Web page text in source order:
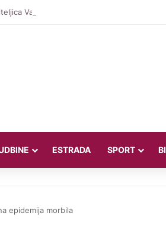
Valentina Miletić koju porede s
ESTRADA SPORT
epidemija morbila